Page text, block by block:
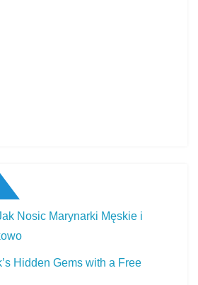
Nosic Marynarki Męskie i
Hidden Gems with a Free